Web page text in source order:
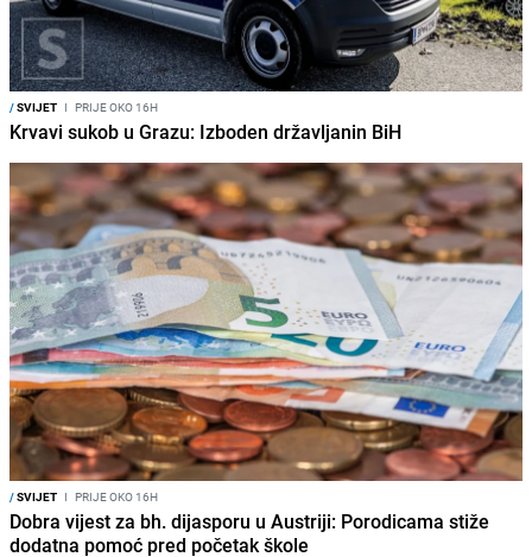
/SVIJET I PRIJE OKO 16H
Krvavi sukob u Grazu: Izboden državljanin BiH
/SVIJET I PRIJE OKO 16H
Dobra vijest za bh. dijasporu u Austriji: Porodicama stiže
dodatna pomoć pred početak škole